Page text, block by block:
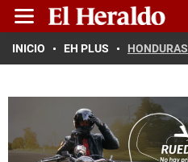
INICIO EH PLUS HONDURAS